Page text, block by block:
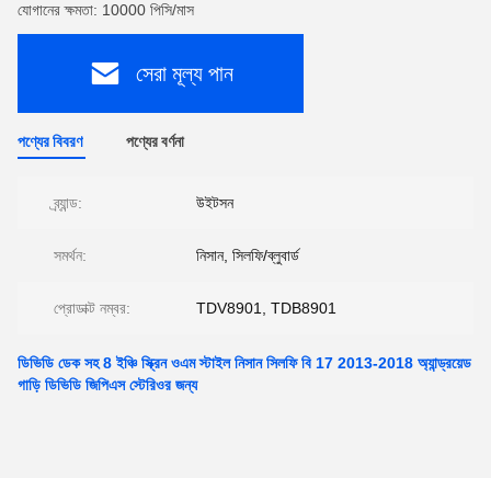
যোগানের ক্ষমতা: 10000 পিসি/মাস
সেরা মূল্য পান
পণ্যের বিবরণ পণ্যের বর্ণনা
ব্র্যান্ড: উইটসন
সমর্থন: নিসান, সিলফি/ব্লুবার্ড
প্রোডাক্ট নম্বর: TDV8901, TDB8901
ডিভিডি ডেক সহ 8 ইঞ্চি স্ক্রিন ওএম স্টাইল নিসান সিলফি বি 17 2013-2018 অ্যান্ড্রয়েড
গাড়ি ডিভিডি জিপিএস স্টেরিওর জন্য